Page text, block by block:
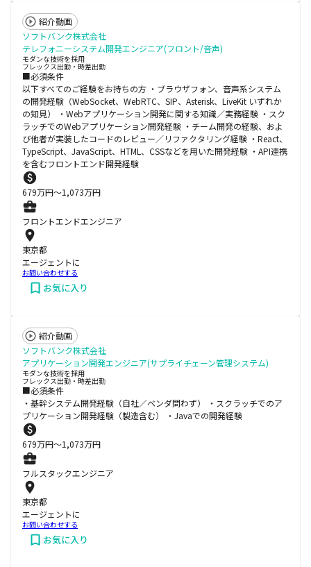
紹介動画
ソフトバンク株式会社
テレフォニーシステム開発エンジニア(フロント/音声)
モダンな技術を採用
フレックス出勤・時差出勤
■必須条件
以下すべてのご経験をお持ちの方 ・ブラウザフォン、音声系システム
の開発経験（WebSocket、WebRTC、SIP、Asterisk、LiveKit いずれか
の知見） ・Webアプリケーション開発に関する知識／実務経験 ・スク
ラッチでのWebアプリケーション開発経験 ・チーム開発の経験、およ
び他者が実装したコードのレビュー／リファクタリング経験 ・React、
TypeScript、JavaScript、HTML、CSSなどを用いた開発経験 ・API連携
を含むフロントエンド開発経験
679万円〜1,073万円
フロントエンドエンジニア
東京都
エージェントに
お問い合わせする
お気に入り
紹介動画
ソフトバンク株式会社
アプリケーション開発エンジニア(サプライチェーン管理システム)
モダンな技術を採用
フレックス出勤・時差出勤
■必須条件
・基幹システム開発経験（自社／ベンダ問わず） ・スクラッチでのア
プリケーション開発経験（製造含む） ・Javaでの開発経験
679万円〜1,073万円
フルスタックエンジニア
東京都
エージェントに
お問い合わせする
お気に入り